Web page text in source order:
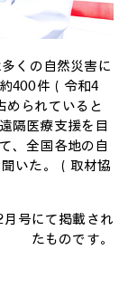
くの自然災害に
400件（令和4
められていると
隔医療支援を目
、全国各地の自
いた。（取材協
月号にて掲載され
たものです。